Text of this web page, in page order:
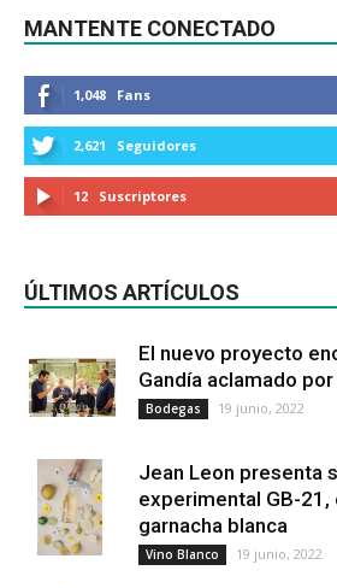
MANTENTE CONECTADO
1,048 Fans
2,621 Seguidores
12 Suscriptores
ÚLTIMOS ARTÍCULOS
El nuevo proyecto
Gandía aclamado
Bodegas 19 junio, 2022
Jean Leon presenta
experimental GB-21,
garnacha blanca
Vino Blanco 19 junio, 2022